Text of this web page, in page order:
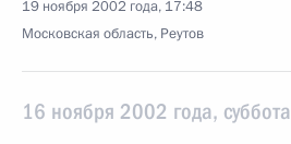
19 ноября 2002 года, 17:48
Московская область, Реутов
16 ноября 2002 года, суббота